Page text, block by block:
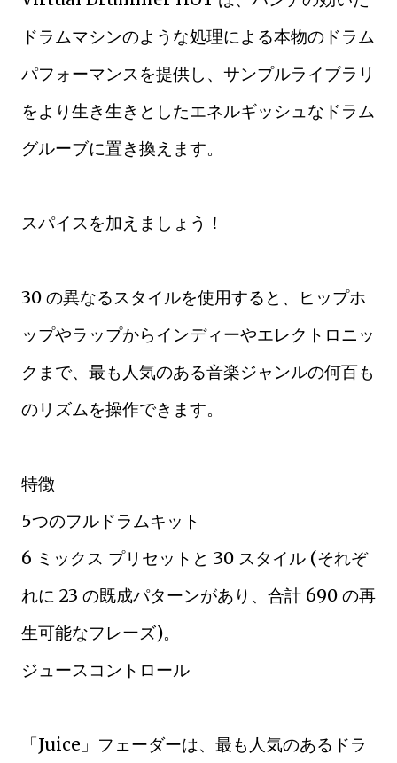
ドラムマシンのような処理による本物のドラム
パフォーマンスを提供し、サンプルライブラリ
をより生き生きとしたエネルギッシュなドラム
グルーブに置き換えます。
スパイスを加えましょう！
30 の異なるスタイルを使用すると、ヒップホ
ップやラップからインディーやエレクトロニッ
クまで、最も人気のある音楽ジャンルの何百も
のリズムを操作できます。
特徴
5つのフルドラムキット
6 ミックス プリセットと 30 スタイル (それぞ
れに 23 の既成パターンがあり、合計 690 の再
生可能なフレーズ)。
ジュースコントロール
「Juice」フェーダーは、最も人気のあるドラ